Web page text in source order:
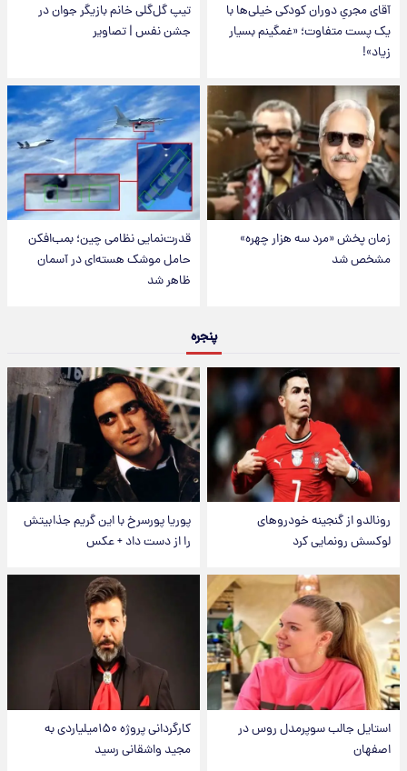
آقای مجریِ دوران کودکی خیلی‌ها با
یک پست متفاوت؛ «غمگینم بسیار
زیاد»!
تیپ گل‌گلی خانم بازیگر جوان در
جشن نفس | تصاویر
زمان پخش «مرد سه هزار چهره»
مشخص شد
قدرت‌نمایی نظامی چین؛ بمب‌افکن
حامل موشک هسته‌ای در آسمان
ظاهر شد
پنجره
رونالدو از گنجینه خودروهای
لوکسش رونمایی کرد
پوریا پورسرخ با این گریم جذابیتش
را از دست داد + عکس
استایل جالب سوپرمدل روس در
اصفهان
کارگردانی پروژه ۱۵۰میلیاردی به
مجید واشقانی رسید